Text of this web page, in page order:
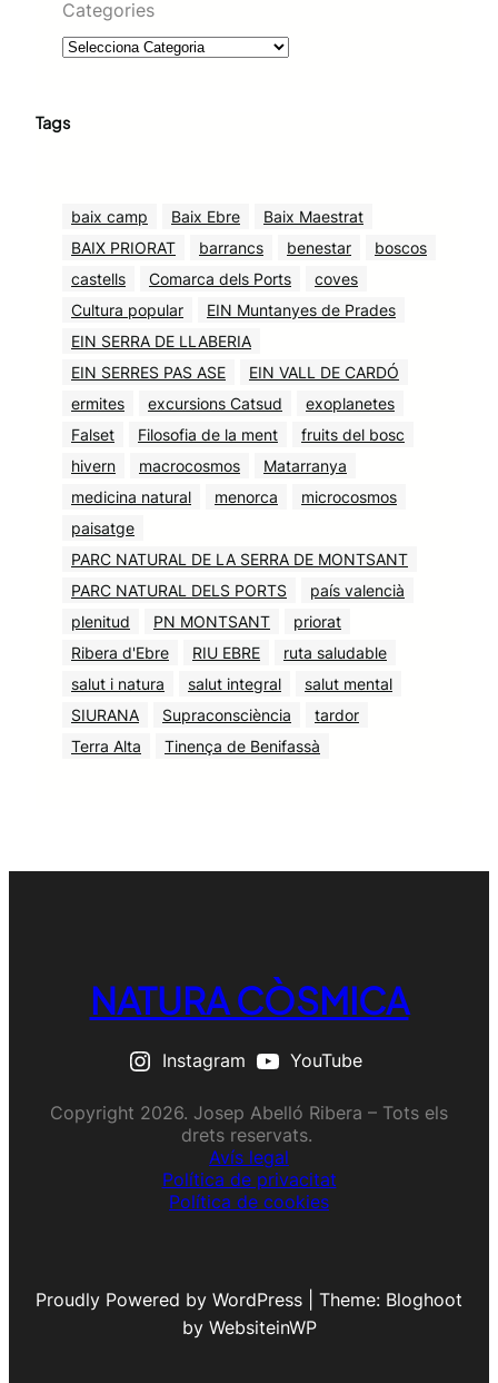
Categories
Tags
baix camp Baix Ebre
Baix Maestrat
BAIX PRIORAT
barrancs benestar
boscos
castells
Comarca dels Ports
coves
Cultura popular
EIN Muntanyes de Prades
EIN SERRA DE LLABERIA
EIN SERRES PAS ASE
EIN VALL DE CARDÓ
ermites
excursions Catsud
exoplanetes
Falset
Filosofia de la ment
fruits del bosc
hivern
macrocosmos
Matarranya
medicina natural
menorca
microcosmos
paisatge
PARC NATURAL DE LA SERRA DE MONTSANT
PARC NATURAL DELS PORTS
país valencià
plenitud
PN MONTSANT
priorat
Ribera d'Ebre
RIU EBRE
ruta saludable
salut i natura
salut integral
salut mental
SIURANA
Supraconsciència
tardor
Terra Alta
Tinença de Benifassà
NATURA CÒSMICA
Instagram YouTube
Copyright 2026. Josep Abelló Ribera – Tots els
drets reservats.
Avís legal
Política de privacitat
Política de cookies
Proudly Powered by WordPress | Theme: Bloghoot
by WebsiteinWP